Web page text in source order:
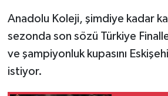
Anadolu Koleji, şimdiye kadar
sezonda son sözü Türkiye
ve şampiyonluk kupasını
istiyor.